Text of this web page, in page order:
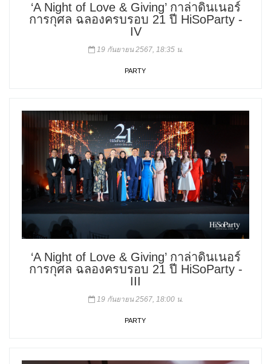
‘A Night of Love & Giving’ กาล่าดินเนอร์
การกุศล ฉลองครบรอบ 21 ปี HiSoParty -
IV
19 กันยายน 2567, 18:35 น.
PARTY
‘A Night of Love & Giving’ กาล่าดินเนอร์
การกุศล ฉลองครบรอบ 21 ปี HiSoParty -
III
19 กันยายน 2567, 18:00 น.
PARTY